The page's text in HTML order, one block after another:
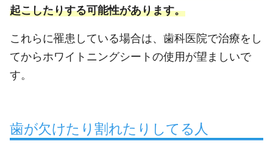
起こしたりする可能性があります。
これらに罹患している場合は、歯科医院で治療をし
てからホワイトニングシートの使用が望ましいで
す。
歯が欠けたり割れたりしてる人